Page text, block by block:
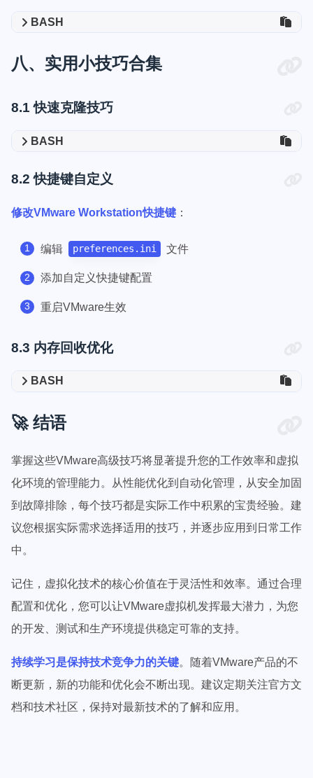
BASH
八、实用小技巧合集
8.1 快速克隆技巧
BASH
8.2 快捷键自定义
修改VMware Workstation快捷键 ：
编辑 preferences.ini 文件
添加自定义快捷键配置
重启VMware生效
8.3 内存回收优化
BASH
🚀 结语
掌握这些VMware高级技巧将显著提升您的工作效率和虚拟
化环境的管理能力。从性能优化到自动化管理，从安全加固
到故障排除，每个技巧都是实际工作中积累的宝贵经验。建
议您根据实际需求选择适用的技巧，并逐步应用到日常工作
中。
记住，虚拟化技术的核心价值在于灵活性和效率。通过合理
配置和优化，您可以让VMware虚拟机发挥最大潜力，为您
的开发、测试和生产环境提供稳定可靠的支持。
持续学习是保持技术竞争力的关键。随着VMware产品的不
断更新，新的功能和优化会不断出现。建议定期关注官方文
档和技术社区，保持对最新技术的了解和应用。